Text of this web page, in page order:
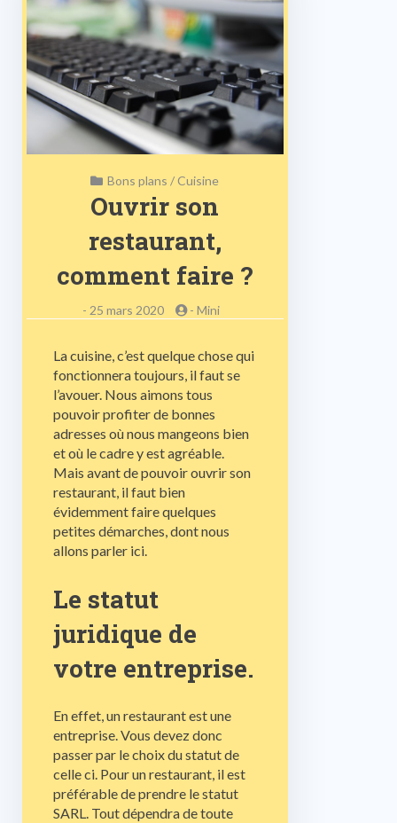
Bons plans /Cuisine
Ouvrir son
restaurant,
comment faire ?
- 25 mars 2020 -Mini
La cuisine, c’est quelque chose qui
fonctionnera toujours, il faut se
l’avouer. Nous aimons tous
pouvoir profiter de bonnes
adresses où nous mangeons bien
et où le cadre y est agréable.
Mais avant de pouvoir ouvrir son
restaurant, il faut bien
évidemment faire quelques
petites démarches, dont nous
allons parler ici.
Le statut
juridique de
votre entreprise.
En effet, un restaurant est une
entreprise. Vous devez donc
passer par le choix du statut de
celle ci. Pour un restaurant, il est
préférable de prendre le statut
SARL. Tout dépendra de toute